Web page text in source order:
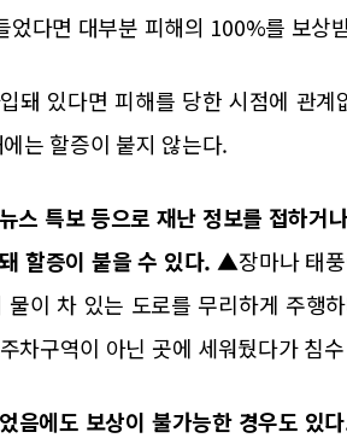
었다면 대부분 피해의 100%를 보상
돼 있다면 피해를 당한 시점에 관
는 할증이 붙지 않는다.
스 특보 등으로 재난 정보를 접하거
할증이 붙을 수 있다. ▲장마나 태풍
이 차 있는 도로를 무리하게 주행
차구역이 아닌 곳에 세워뒀다가 침
음에도 보상이 불가능한 경우도 있